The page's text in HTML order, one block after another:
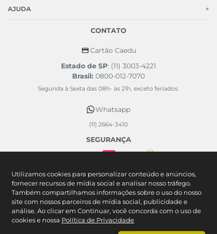
Utilizamos cookies para personalizar conteúdo e anúncios,
fornecer recursos de mídia social e analisar nosso tráfego.
Também compartilhamos informações sobre o uso do nosso
site com nossos parceiros de mídia social, publicidade e
análise. Ao clicar em Continuar, você concorda com o uso de
cookies e nossa Política de Privacidade
AJUDA +
CONTATO
Cartão Caedu
Estado de SP: (11) 3003-4221
Brasil: 0800-012-7070
Segunda à Sexta das 08h- às 21h, exceto feriados.
Whatsapp
(11) 2664-3410
SEGURANÇA
FORMAS DE PAGAMENTO